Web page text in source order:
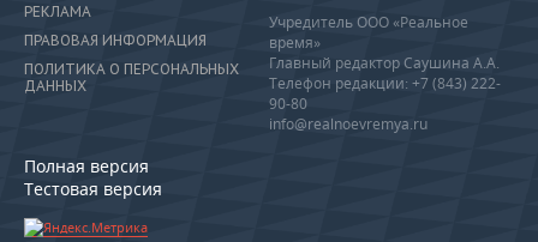
РЕКЛАМА
ПРАВОВАЯ ИНФОРМАЦИЯ
ПОЛИТИКА О ПЕРСОНАЛЬНЫХ
ДАННЫХ
Полная версия
Тестовая версия
Учредитель ООО «Реальное
время»
Главный редактор Саушина А.А.
Телефон редакции: +7 (843) 222-
90-80
info@realnoevremya.ru